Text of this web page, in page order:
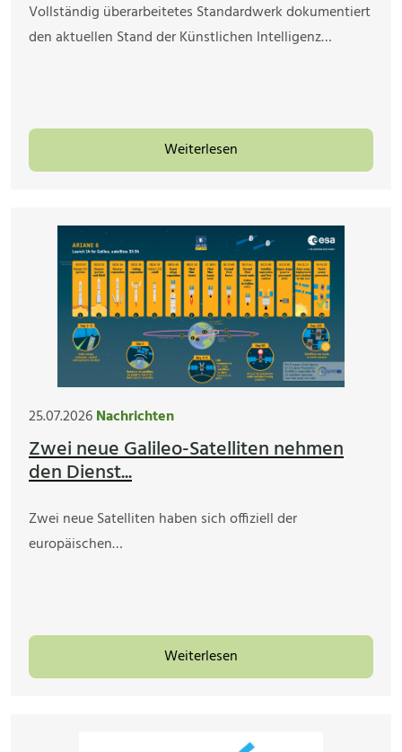
Vollständig überarbeitetes Standardwerk dokumentiert
den aktuellen Stand der Künstlichen Intelligenz…
Weiterlesen
25.07.2026Nachrichten
Zwei neue Galileo-Satelliten nehmen
den Dienst...
Zwei neue Satelliten haben sich offiziell der
europäischen…
Weiterlesen